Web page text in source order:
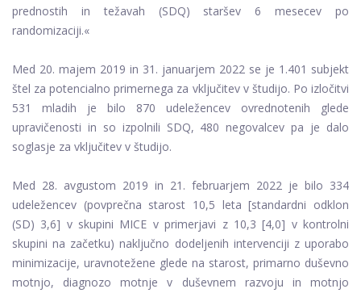
prednostih in težavah (SDQ) staršev 6 mesecev po
randomizaciji.«
Med 20. majem 2019 in 31. januarjem 2022 se je 1.401 subjekt
štel za potencialno primernega za vključitev v študijo. Po izločitvi
531 mladih je bilo 870 udeležencev ovrednotenih glede
upravičenosti in so izpolnili SDQ, 480 negovalcev pa je dalo
soglasje za vključitev v študijo.
Med 28. avgustom 2019 in 21. februarjem 2022 je bilo 334
udeležencev (povprečna starost 10,5 leta [standardni odklon
(SD) 3,6] v skupini MICE v primerjavi z 10,3 [4,0] v kontrolni
skupini na začetku) naključno dodeljenih intervenciji z uporabo
minimizacije, uravnotežene glede na starost, primarno duševno
motnjo, diagnozo motnje v duševnem razvoju in motnjo